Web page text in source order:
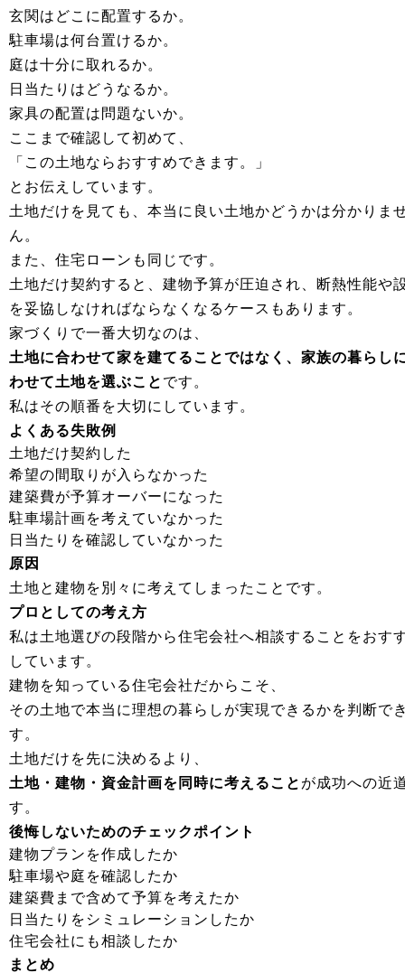
玄関はどこに配置するか。
駐車場は何台置けるか。
庭は十分に取れるか。
日当たりはどうなるか。
家具の配置は問題ないか。
ここまで確認して初めて、
「この土地ならおすすめできます。」
とお伝えしています。
土地だけを見ても、本当に良い土地かどうかは分かりま
ん。
また、住宅ローンも同じです。
土地だけ契約すると、建物予算が圧迫され、断熱性能や
を妥協しなければならなくなるケースもあります。
家づくりで一番大切なのは、
土地に合わせて家を建てることではなく、家族の暮らし
わせて土地を選ぶこと です。
私はその順番を大切にしています。
よくある失敗例
土地だけ契約した
希望の間取りが入らなかった
建築費が予算オーバーになった
駐車場計画を考えていなかった
日当たりを確認していなかった
原因
土地と建物を別々に考えてしまったことです。
プロとしての考え方
私は土地選びの段階から住宅会社へ相談することをおす
しています。
建物を知っている住宅会社だからこそ、
その土地で本当に理想の暮らしが実現できるかを判断で
す。
土地だけを先に決めるより、
土地・建物・資金計画を同時に考えること が成功への近
す。
後悔しないためのチェックポイント
建物プランを作成したか
駐車場や庭を確認したか
建築費まで含めて予算を考えたか
日当たりをシミュレーションしたか
住宅会社にも相談したか
まとめ